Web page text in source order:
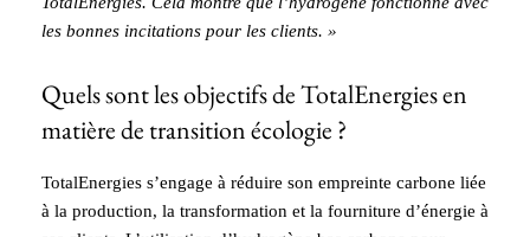
les bonnes incitations pour les clients. »
Quels sont les objectifs de TotalEnergies en
matière de transition écologie ?
TotalEnergies s’engage à réduire son empreinte carbone liée
à la production, la transformation et la fourniture d’énergie à